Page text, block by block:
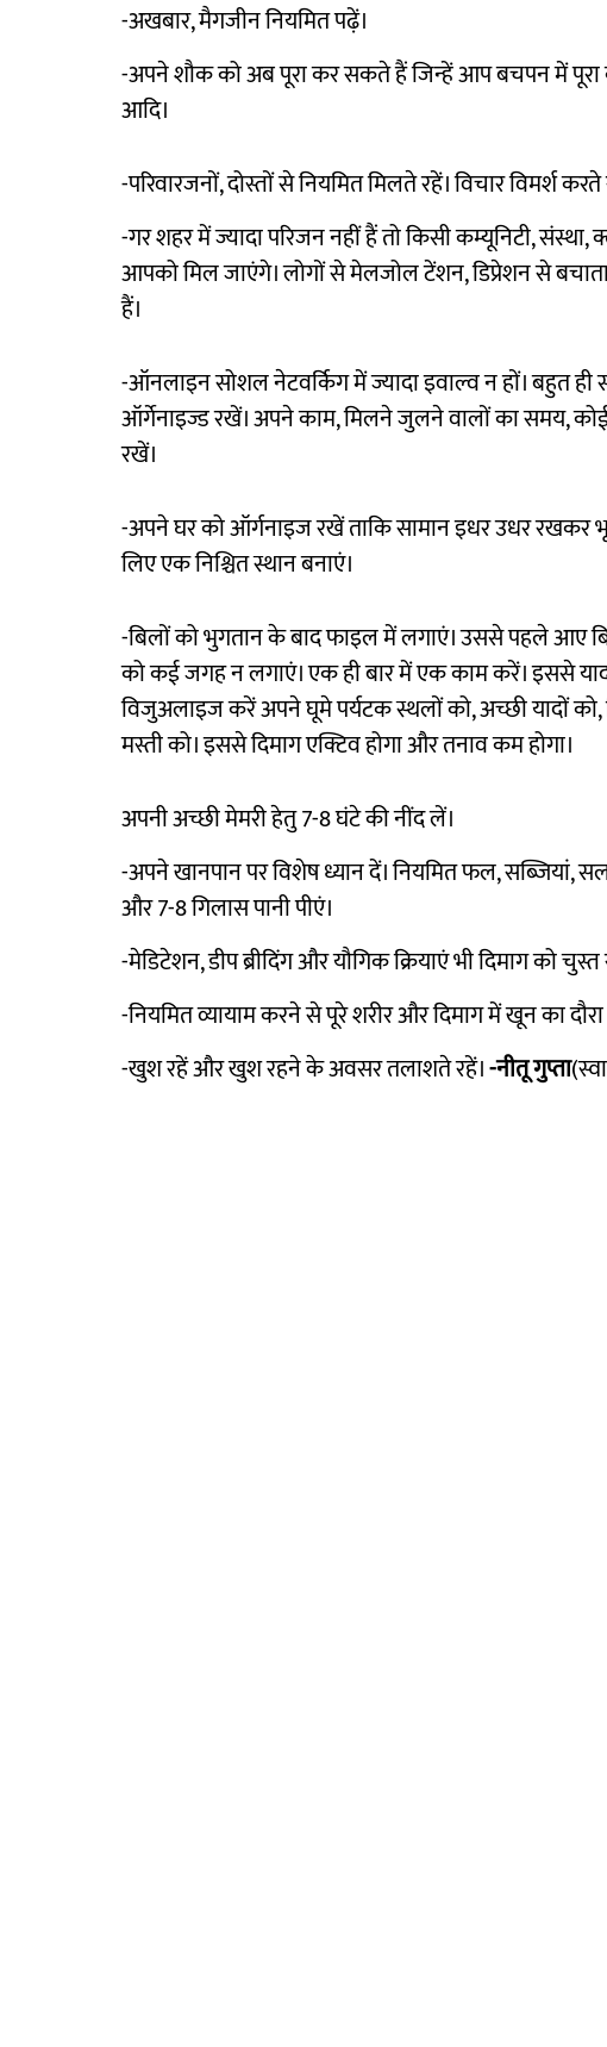
-अखबार, मैगजीन नियमित पढ़ें।
-अपने शौक को अब पूरा कर सकते हैं जिन्हें आप बचपन में पूरा
आदि।
-परिवारजनों, दोस्तों से नियमित मिलते रहें। विचार विमर्श
-गर शहर में ज्यादा परिजन नहीं हैं तो किसी कम्यूनिटी,
आपको मिल जाएंगे। लोगों से मेलजोल टेंशन, डिप्रेशन से
हैं।
-ऑनलाइन सोशल नेटवर्किग में ज्यादा इवाल्व न हों। बहुत
ऑर्गेनाइज्ड रखें। अपने काम, मिलने जुलने वालों का समय,
रखें।
-अपने घर को ऑर्गनाइज रखें ताकि सामान इधर उधर रखकर
लिए एक निश्चित स्थान बनाएं।
-बिलों को भुगतान के बाद फाइल में लगाएं। उससे पहले आए
को कई जगह न लगाएं। एक ही बार में एक काम करें। इससे
विजुअलाइज करें अपने घूमे पर्यटक स्थलों को, अच्छी यादों
मस्ती को। इससे दिमाग एक्टिव होगा और तनाव कम होगा।
अपनी अच्छी मेमरी हेतु 7-8 घंटे की नींद लें।
-अपने खानपान पर विशेष ध्यान दें। नियमित फल, सब्जियां,
और 7-8 गिलास पानी पीएं।
-मेडिटेशन, डीप ब्रीदिंग और यौगिक क्रियाएं भी दिमाग को
-नियमित व्यायाम करने से पूरे शरीर और दिमाग में खून का
-खुश रहें और खुश रहने के अवसर तलाशते रहें।-नीतू गुप्ता